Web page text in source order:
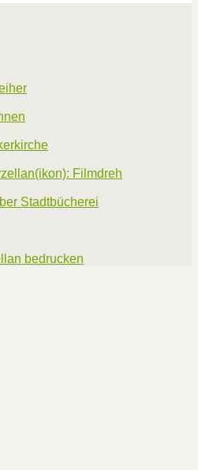
Filmdreh
Stadtbücherei
bedrucken